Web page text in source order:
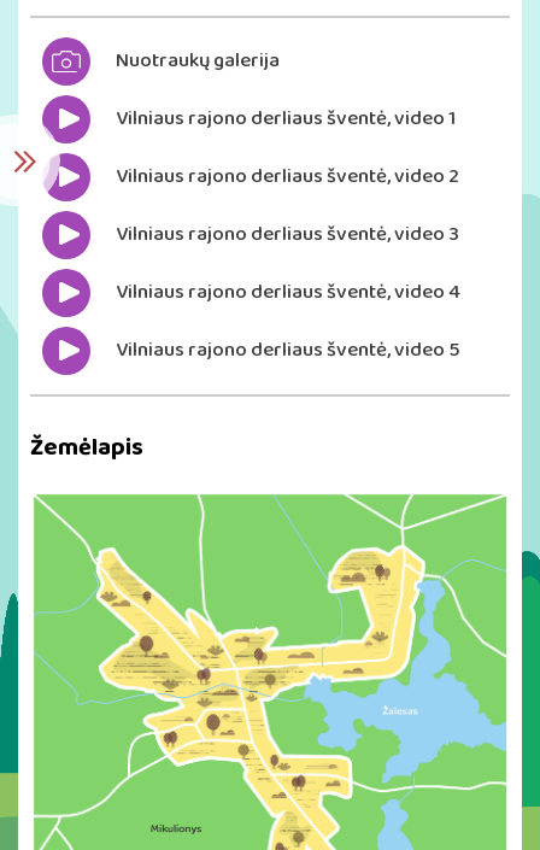
Nuotraukų galerija
Vilniaus rajono derliaus šventė, video 1
Vilniaus rajono derliaus šventė, video 2
Vilniaus rajono derliaus šventė, video 3
Vilniaus rajono derliaus šventė, video 4
Vilniaus rajono derliaus šventė, video 5
Žemėlapis